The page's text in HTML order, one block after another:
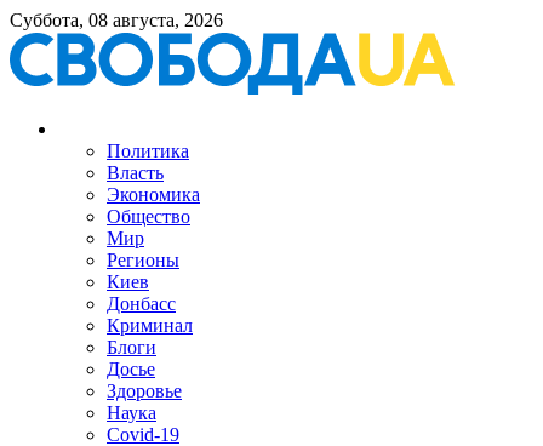
Суббота, 08 августа, 2026
Политика
Власть
Экономика
Общество
Мир
Регионы
Киев
Донбасс
Криминал
Блоги
Досье
Здоровье
Наука
Covid-19